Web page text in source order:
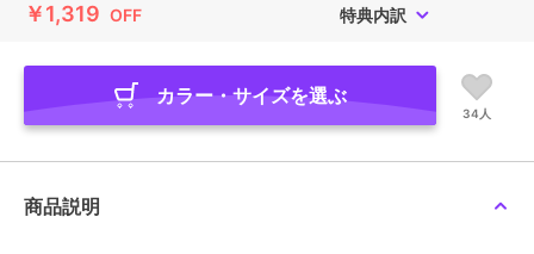
￥1,319 OFF 特典内訳
カラー・サイズを選ぶ
34人
商品説明